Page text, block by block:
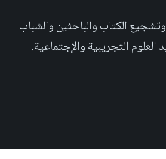
مجلة علمية عربية غير ربحية، تهدف الى إثراء المحتوى العلمي العربي على والويب٬ وتشجيع الكتاب والباحثين والشباب